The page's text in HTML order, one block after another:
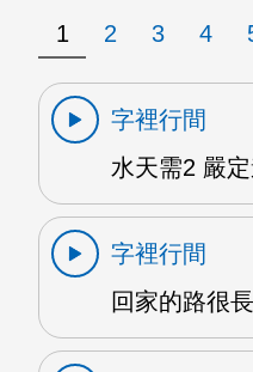
1 2 3 4
字裡行間
水天需2 嚴
字裡行間
回家的路很